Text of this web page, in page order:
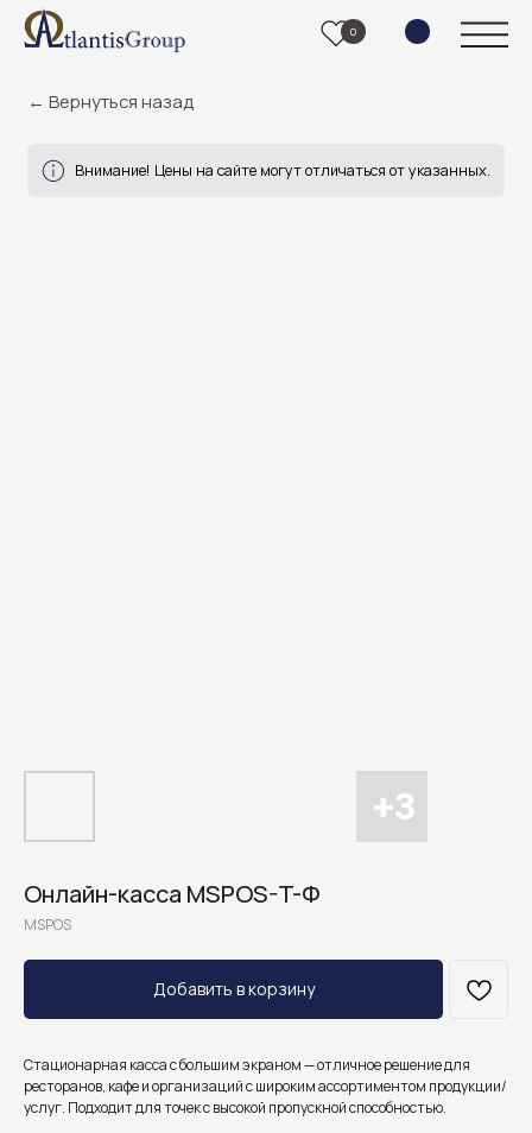
0
Онлайн-касса MSPOS-T-Ф
MSPOS
Добавить в корзину
Стационарная касса с большим экраном — отличное решение для
ресторанов, кафе и организаций с широким ассортиментом продукции/
услуг. Подходит для точек с высокой пропускной способностью.